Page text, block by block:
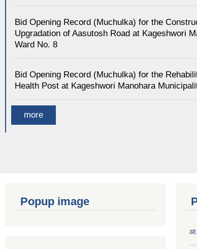
Bid Opening Record (Muchulka) for the
Upgradation of Aasutosh Road at Kageshwori
Ward No. 8
Bid Opening Record (Muchulka) for the
Health Post at Kageshwori Manohara
more
Popup image